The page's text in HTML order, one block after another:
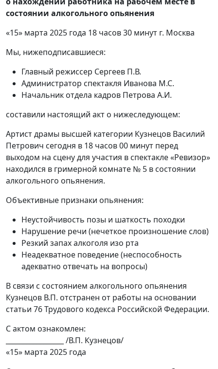
состоянии алкогольного опьянения
«15» марта 2025 года 18 часов 30 минут г. Москва
Мы, нижеподписавшиеся:
Главный режиссер Сергеев П.В.
Администратор спектакля Иванова М.С.
Начальник отдела кадров Петрова А.И.
составили настоящий акт о нижеследующем:
Артист драмы высшей категории Кузнецов Василий
Петрович сегодня в 18 часов 00 минут перед
выходом на сцену для участия в спектакле «Ревизор»
находился в гримерной комнате № 5 в состоянии
алкогольного опьянения.
Объективные признаки опьянения:
Неустойчивость позы и шаткость походки
Нарушение речи (нечеткое произношение слов)
Резкий запах алкоголя изо рта
Неадекватное поведение (неспособность
адекватно отвечать на вопросы)
В связи с состоянием алкогольного опьянения
Кузнецов В.П. отстранен от работы на основании
статьи 76 Трудового кодекса Российской Федерации.
С актом ознакомлен:
_________________ /В.П. Кузнецов/
«15» марта 2025 года